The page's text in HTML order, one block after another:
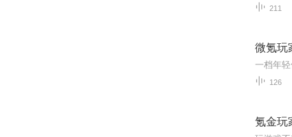
211
微氪玩
126
氪金玩